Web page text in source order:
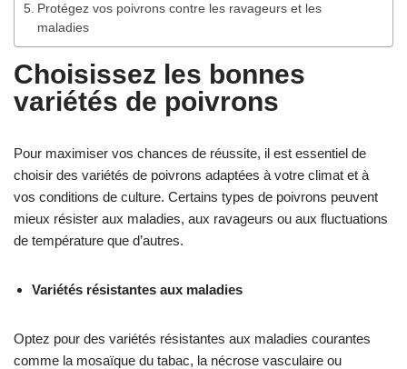
Protégez vos poivrons contre les ravageurs et les
maladies
Choisissez les bonnes
variétés de poivrons
Pour maximiser vos chances de réussite, il est essentiel de
choisir des variétés de poivrons adaptées à votre climat et à
vos conditions de culture. Certains types de poivrons peuvent
mieux résister aux maladies, aux ravageurs ou aux fluctuations
de température que d’autres.
Variétés résistantes aux maladies
Optez pour des variétés résistantes aux maladies courantes
comme la mosaïque du tabac, la nécrose vasculaire ou